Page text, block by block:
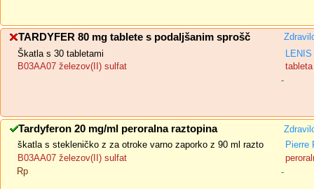
TARDYFER 80 mg tablete s podaljšanim sprošč
Škatla s 30 tabletami
B03AA07 železov(II) sulfat
-
Tardyferon 20 mg/ml peroralna raztopina
škatla s stekleničko z za otroke varno zaporko z 90 ml razto
Pierre
B03AA07 železov(II) sulfat
Rp
-